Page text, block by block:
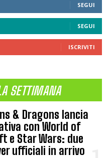
SEGUI
SEGUI
ISCRIVITI
SETTIMANA
& Dragons lancia
con World of
e Star Wars: due
ufficiali in arrivo